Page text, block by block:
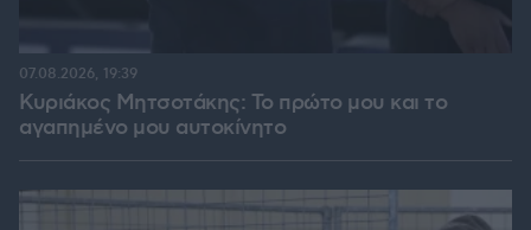
Κυριάκος Μητσοτάκης: Το πρώτο μου και το
αγαπημένο μου αυτοκίνητο
07.08.2026, 19:39